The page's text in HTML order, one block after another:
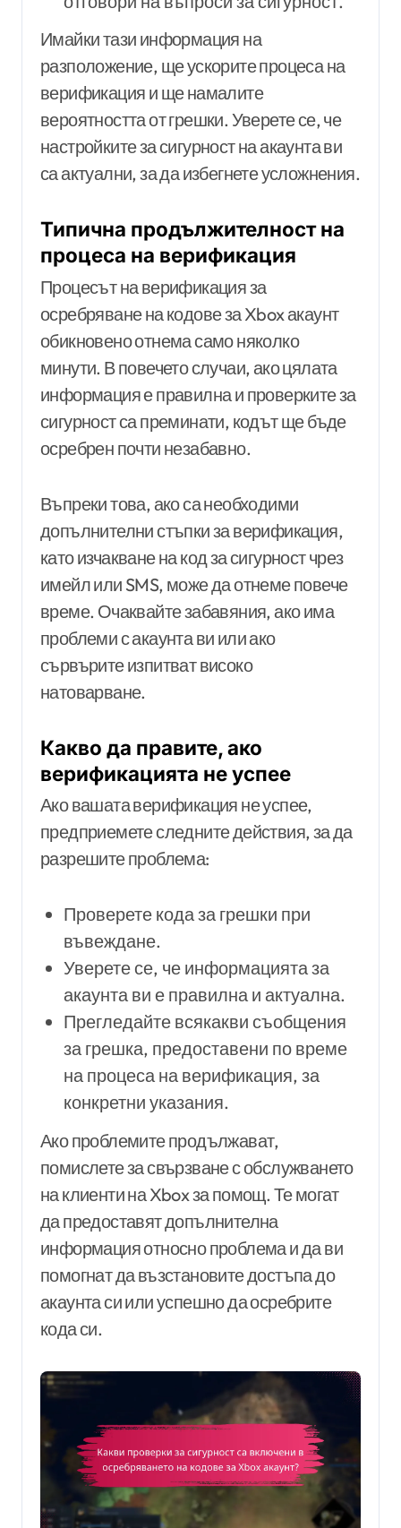
Имайки тази информация на
разположение, ще ускорите процеса на
верификация и ще намалите
вероятността от грешки. Уверете се, че
настройките за сигурност на акаунта ви
са актуални, за да избегнете усложнения.
Типична продължителност на
процеса на верификация
Процесът на верификация за
осребряване на кодове за Xbox акаунт
обикновено отнема само няколко
минути. В повечето случаи, ако цялата
информация е правилна и проверките за
сигурност са преминати, кодът ще бъде
осребрен почти незабавно.
Въпреки това, ако са необходими
допълнителни стъпки за верификация,
като изчакване на код за сигурност чрез
имейл или SMS, може да отнеме повече
време. Очаквайте забавяния, ако има
проблеми с акаунта ви или ако
сървърите изпитват високо
натоварване.
Какво да правите, ако
верификацията не успее
Ако вашата верификация не успее,
предприемете следните действия, за да
разрешите проблема:
Проверете кода за грешки при
въвеждане.
Уверете се, че информацията за
акаунта ви е правилна и актуална.
Прегледайте всякакви съобщения
за грешка, предоставени по време
на процеса на верификация, за
конкретни указания.
Ако проблемите продължават,
помислете за свързване с обслужването
на клиенти на Xbox за помощ. Те могат
да предоставят допълнителна
информация относно проблема и да ви
помогнат да възстановите достъпа до
акаунта си или успешно да осребрите
кода си.